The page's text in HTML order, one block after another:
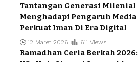
Tantangan Generasi Milenial
Menghadapi Pengaruh Media
Perkuat Iman Di Era Digital
12 Maret 2026 611 Views
Ramadhan Ceria Berkah